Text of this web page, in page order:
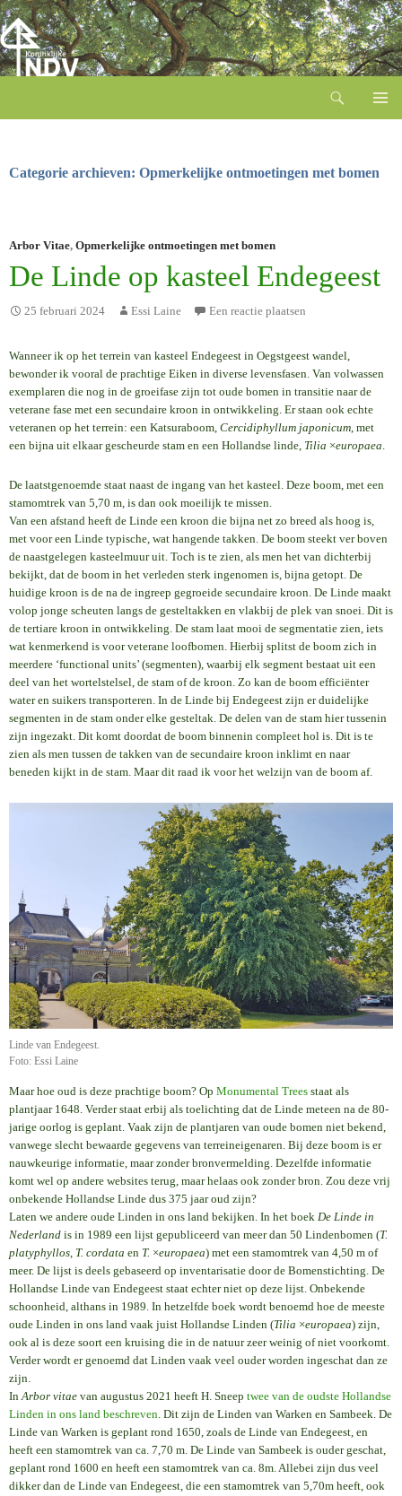
Categorie archieven: Opmerkelijke ontmoetingen met bomen
Arbor Vitae, Opmerkelijke ontmoetingen met bomen
De Linde op kasteel Endegeest
25 februari 2024 Essi Laine Een reactie plaatsen
Wanneer ik op het terrein van kasteel Endegeest in Oegstgeest wandel,
bewonder ik vooral de prachtige Eiken in diverse levensfasen. Van volwassen
exemplaren die nog in de groeifase zijn tot oude bomen in transitie naar de
veterane fase met een secundaire kroon in ontwikkeling. Er staan ook echte
veteranen op het terrein: een Katsuraboom, Cercidiphyllum japonicum, met
een bijna uit elkaar gescheurde stam en een Hollandse linde, Tilia ×europaea.
De laatstgenoemde staat naast de ingang van het kasteel. Deze boom, met een
stamomtrek van 5,70 m, is dan ook moeilijk te missen.
Van een afstand heeft de Linde een kroon die bijna net zo breed als hoog is,
met voor een Linde typische, wat hangende takken. De boom steekt ver boven
de naastgelegen kasteelmuur uit. Toch is te zien, als men het van dichterbij
bekijkt, dat de boom in het verleden sterk ingenomen is, bijna getopt. De
huidige kroon is de na de ingreep gegroeide secundaire kroon. De Linde maakt
volop jonge scheuten langs de gesteltakken en vlakbij de plek van snoei. Dit is
de tertiare kroon in ontwikkeling. De stam laat mooi de segmentatie zien, iets
wat kenmerkend is voor veterane loofbomen. Hierbij splitst de boom zich in
meerdere ‘functional units’ (segmenten), waarbij elk segment bestaat uit een
deel van het wortelstelsel, de stam of de kroon. Zo kan de boom efficiënter
water en suikers transporteren. In de Linde bij Endegeest zijn er duidelijke
segmenten in de stam onder elke gesteltak. De delen van de stam hier tussenin
zijn ingezakt. Dit komt doordat de boom binnenin compleet hol is. Dit is te
zien als men tussen de takken van de secundaire kroon inklimt en naar
beneden kijkt in de stam. Maar dit raad ik voor het welzijn van de boom af.
Linde van Endegeest.
Foto: Essi Laine
Maar hoe oud is deze prachtige boom? Op Monumental Trees staat als
plantjaar 1648. Verder staat erbij als toelichting dat de Linde meteen na de 80-
jarige oorlog is geplant. Vaak zijn de plantjaren van oude bomen niet bekend,
vanwege slecht bewaarde gegevens van terreineigenaren. Bij deze boom is er
nauwkeurige informatie, maar zonder bronvermelding. Dezelfde informatie
komt wel op andere websites terug, maar helaas ook zonder bron. Zou deze vrij
onbekende Hollandse Linde dus 375 jaar oud zijn?
Laten we andere oude Linden in ons land bekijken. In het boek De Linde in
Nederland is in 1989 een lijst gepubliceerd van meer dan 50 Lindenbomen (T.
platyphyllos, T. cordata en T. ×europaea) met een stamomtrek van 4,50 m of
meer. De lijst is deels gebaseerd op inventarisatie door de Bomenstichting. De
Hollandse Linde van Endegeest staat echter niet op deze lijst. Onbekende
schoonheid, althans in 1989. In hetzelfde boek wordt benoemd hoe de meeste
oude Linden in ons land vaak juist Hollandse Linden (Tilia ×europaea) zijn,
ook al is deze soort een kruising die in de natuur zeer weinig of niet voorkomt.
Verder wordt er genoemd dat Linden vaak veel ouder worden ingeschat dan ze
zijn.
InArbor vitae van augustus 2021 heeft H. Sneep twee van de oudste Hollandse
Linden in ons land beschreven. Dit zijn de Linden van Warken en Sambeek. De
Linde van Warken is geplant rond 1650, zoals de Linde van Endegeest, en
heeft een stamomtrek van ca. 7,70 m. De Linde van Sambeek is ouder geschat,
geplant rond 1600 en heeft een stamomtrek van ca. 8m. Allebei zijn dus veel
dikker dan de Linde van Endegeest, die een stamomtrek van 5,70m heeft, ook